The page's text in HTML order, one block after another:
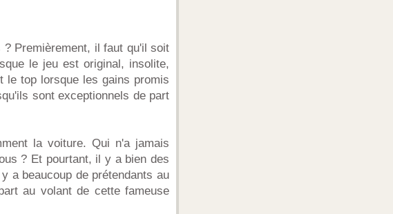
Premièrement, il faut qu'il soit
le jeu est original, insolite,
le top lorsque les gains promis
sont exceptionnels de part
la voiture. Qui n'a jamais
? Et pourtant, il y a bien des
a beaucoup de prétendants au
au volant de cette fameuse